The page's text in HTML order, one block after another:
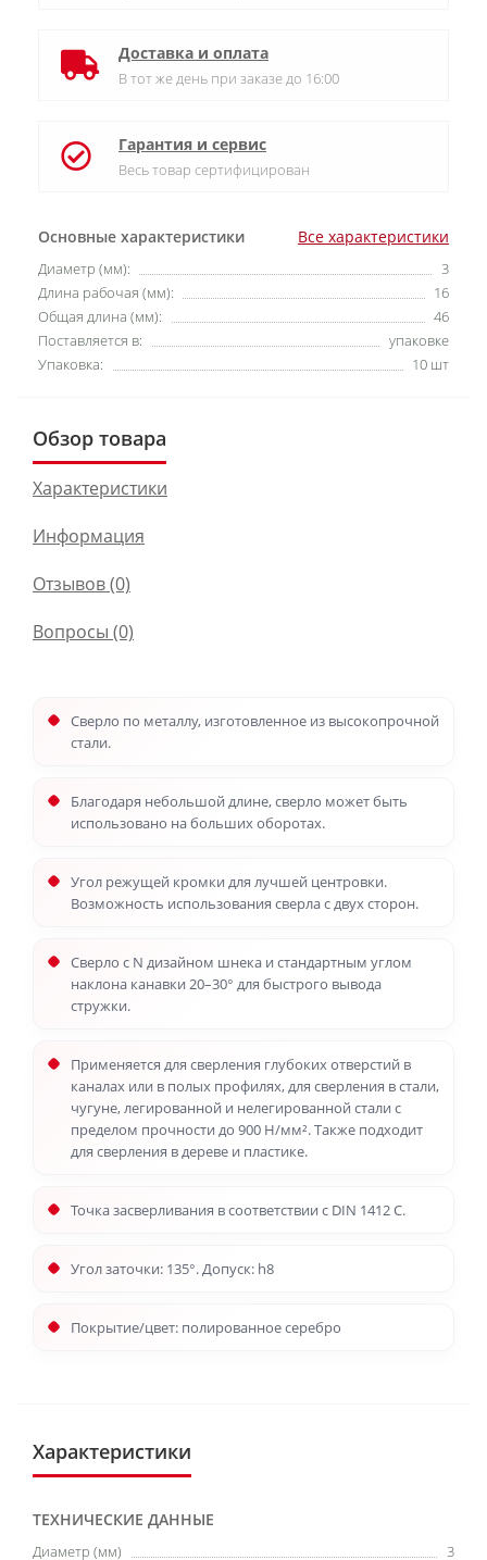
Основные характеристики Все характеристики
Диаметр (мм):
3
Длина рабочая (мм):
16
Общая длина (мм):
46
Поставляется в:
упаковке
Упаковка:
10 шт
Доставка и оплата
В тот же день при заказе до 16:00
Гарантия и сервис
Весь товар сертифицирован
Обзор товара
Характеристики
Информация
Отзывов (0)
Вопросы (0)
Сверло по металлу, изготовленное из высокопрочной
стали.
Благодаря небольшой длине, сверло может быть
использовано на больших оборотах.
Угол режущей кромки для лучшей центровки.
Возможность использования сверла с двух сторон.
Сверло с N дизайном шнека и стандартным углом
наклона канавки 20–30° для быстрого вывода
стружки.
Применяется для сверления глубоких отверстий в
каналах или в полых профилях, для сверления в стали,
чугуне, легированной и нелегированной стали с
пределом прочности до 900 Н/мм². Также подходит
для сверления в дереве и пластике.
Точка засверливания в соответствии с DIN 1412 C.
Угол заточки: 135°. Допуск: h8
Покрытие/цвет: полированное серебро
Характеристики
ТЕХНИЧЕСКИЕ ДАННЫЕ
Диаметр (мм) 3